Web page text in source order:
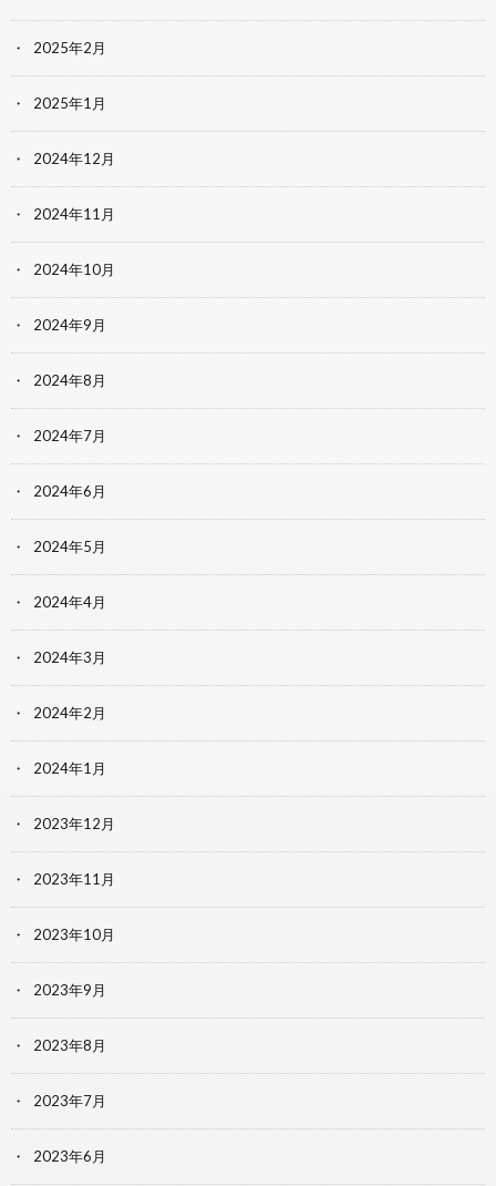
2025年2月
2025年1月
2024年12月
2024年11月
2024年10月
2024年9月
2024年8月
2024年7月
2024年6月
2024年5月
2024年4月
2024年3月
2024年2月
2024年1月
2023年12月
2023年11月
2023年10月
2023年9月
2023年8月
2023年7月
2023年6月